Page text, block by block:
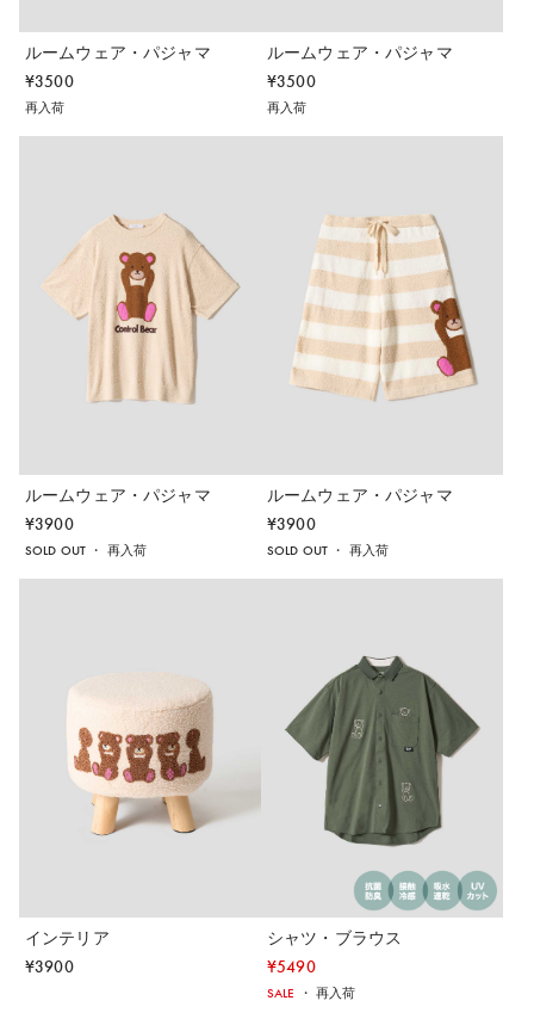
ルームウェア・パジャマ
¥3500
再入荷
ルームウェア・パジャマ
¥3500
再入荷
ルームウェア・パジャマ
¥3900
SOLD OUT ・ 再入荷
ルームウェア・パジャマ
¥3900
SOLD OUT ・ 再入荷
インテリア
¥3900
シャツ・ブラウス
¥5490
SALE ・再入荷